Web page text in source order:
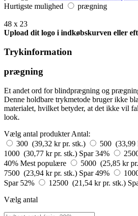
Hurtigste mulighed
prægning
48 x 23
Upload dit logo i indkøbskurven eller
Trykinformation
prægning
Et andet ord for blindprægning og
Denne holdbare trykmetode bruger ikke
materialet, hvilket betyder, at det ikke vil
look.
Vælg antal produkter Antal:
300 (39,32 kr pr. stk.)
500 (33,99
1000 (30,77 kr pr. stk.) Spar 34%
40% Mest populære 5000 (25,85 kr
7500 (23,94 kr pr. stk.) Spar 49%
Spar 52%
12500 (21,54 kr pr. stk.)
Vælg antal